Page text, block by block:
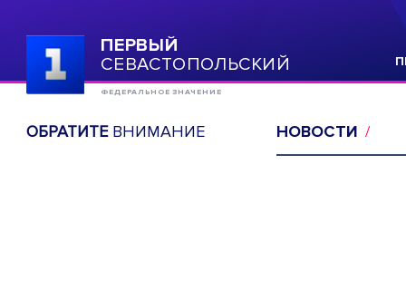
ПЕРВЫЙ
СЕВАСТОПОЛЬСКИЙ
ФЕДЕРАЛЬНОЕ ЗНАЧЕНИЕ
ОБРАТИТЕВНИМАНИЕ НОВОСТИ